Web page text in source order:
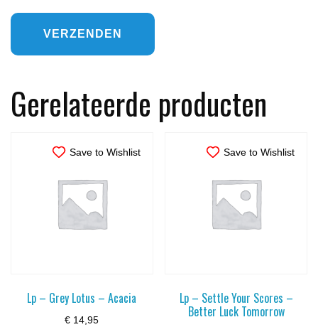
Gerelateerde producten
Save to Wishlist
Lp – Grey Lotus – Acacia
€ 14,95
Save to Wishlist
Lp – Settle Your Scores –
Better Luck Tomorrow